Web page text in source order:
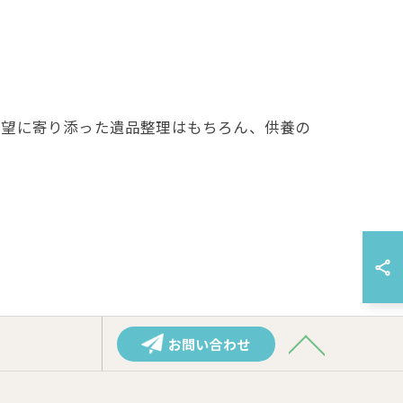
に寄り添った遺品整理はもちろん、供養の
お問い合わせ